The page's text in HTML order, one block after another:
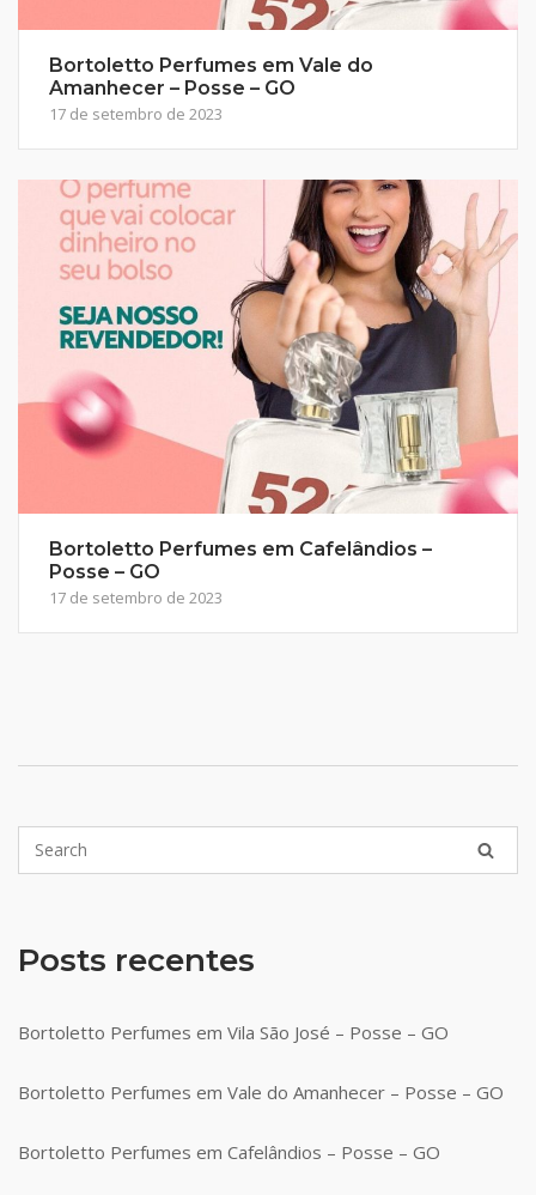
Bortoletto Perfumes em Vale do
Amanhecer – Posse – GO
17 de setembro de 2023
Bortoletto Perfumes em Cafelândios –
Posse – GO
17 de setembro de 2023
Posts recentes
Bortoletto Perfumes em Vila São José – Posse – GO
Bortoletto Perfumes em Vale do Amanhecer – Posse – GO
Bortoletto Perfumes em Cafelândios – Posse – GO